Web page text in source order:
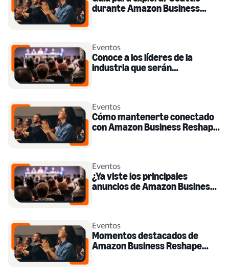
durante Amazon Business
Eventos
Conoce a los líderes de la
industria que serán
Eventos
Cómo mantenerte conectado
con Amazon Business Reshape
Eventos
¿Ya viste los principales
anuncios de Amazon Business
Eventos
Momentos destacados de
Amazon Business Reshape